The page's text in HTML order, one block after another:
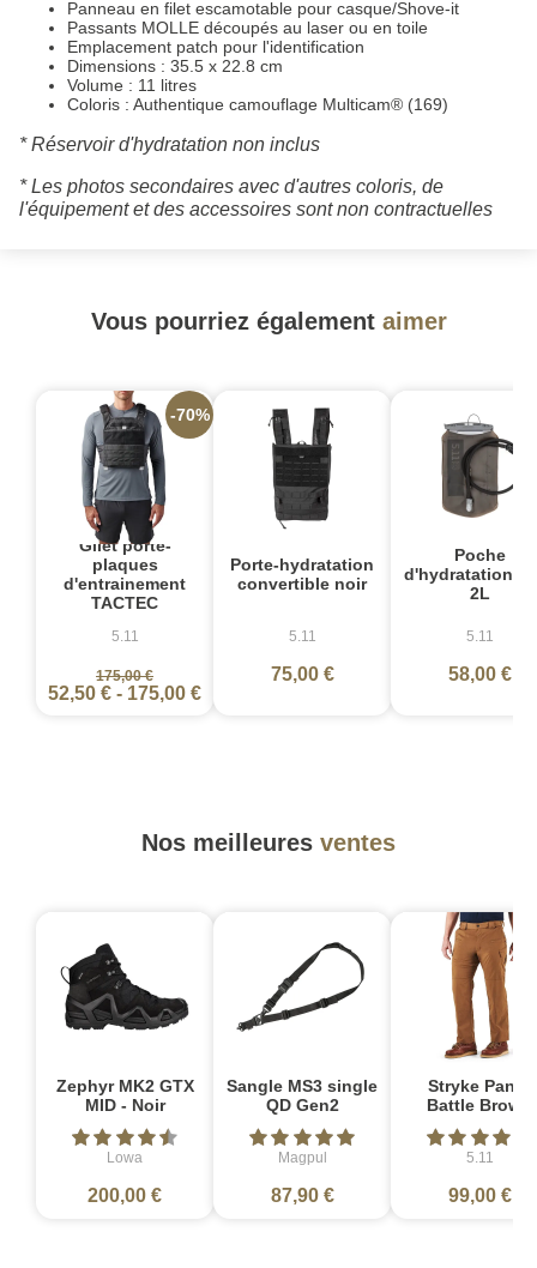
Panneau en filet escamotable pour casque/Shove-it
Passants MOLLE découpés au laser ou en toile
Emplacement patch pour l'identification
Dimensions : 35.5 x 22.8 cm
Volume : 11 litres
Coloris : Authentique camouflage Multicam® (169)
* Réservoir d'hydratation non inclus
* Les photos secondaires avec d'autres coloris, de
l'équipement et des accessoires sont non contractuelles
Vous pourriez également aimer
Gilet porte-
plaques
d'entrainement
TACTEC
5.11
175,00 €
52,50 € - 175,00 €
-70%
Porte-hydratation
convertible noir
5.11
75,00 €
Poche
d'hydratation
2L
5.11
58,00 €
Nos meilleures ventes
Zephyr MK2 GTX
MID - Noir
Lowa
200,00 €
Sangle MS3 single
QD Gen2
Magpul
87,90 €
Stryke Pant -
Battle Brown
5.11
99,00 €